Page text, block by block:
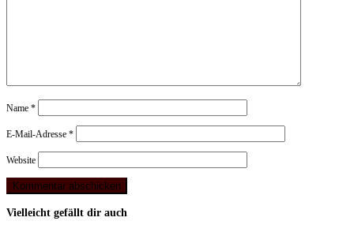
Name *
E-Mail-Adresse *
Website
Vielleicht gefällt dir auch